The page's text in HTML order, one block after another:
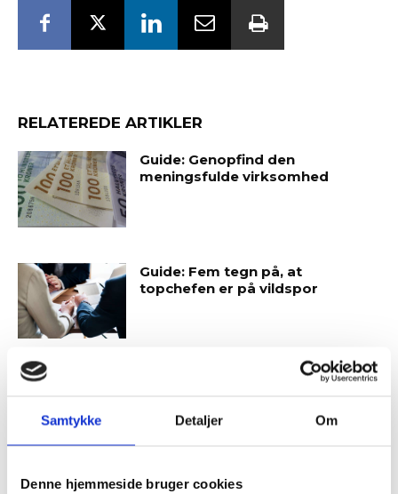
Samtykke Detaljer Om
Denne hjemmeside bruger cookies
RELATEREDE ARTIKLER
Guide: Genopfind den
meningsfulde virksomhed
Guide: Fem tegn på, at
topchefen er på vildspor
Tilmeld dig vores
nyhedsbrev